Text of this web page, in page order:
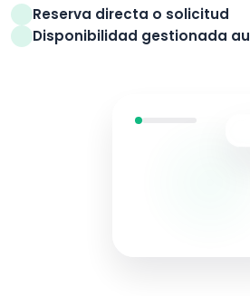
Reserva directa o solicitud
Disponibilidad gestionada